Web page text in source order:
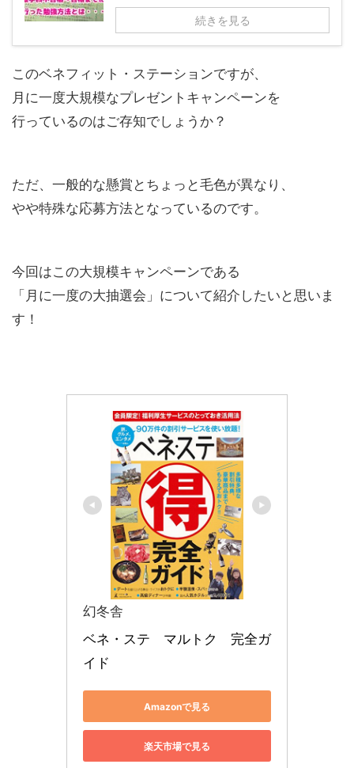
続きを見る
このベネフィット・ステーションですが、
月に一度大規模なプレゼントキャンペーンを
行っているのはご存知でしょうか？
ただ、一般的な懸賞とちょっと毛色が異なり、
やや特殊な応募方法となっているのです。
今回はこの大規模キャンペーンである
「月に一度の大抽選会」について紹介したいと思いま
す！
幻冬舎
ベネ・ステ　マルトク　完全ガ
イド
Amazonで見る
楽天市場で見る